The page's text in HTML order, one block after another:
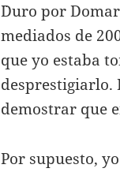
¨Duro por
mediados de
que yo estaba
desprestigiarlo.
demostrar que
Por supuesto,